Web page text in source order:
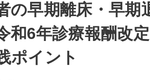
の早期離床・早期
和6年診療報酬改
ポイント